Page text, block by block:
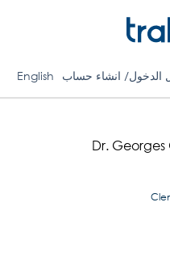
الدخول/ انشاء حساب English
Dr.